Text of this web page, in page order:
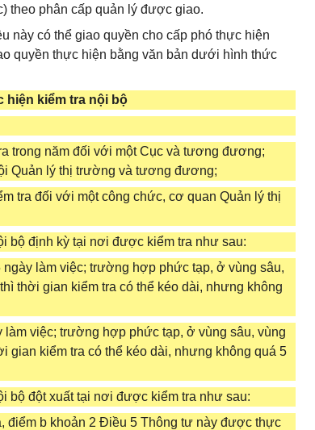
theo phân cấp quản lý được giao.
này có thể giao quyền cho cấp phó thực hiện
quyền thực hiện bằng văn bản dưới hình thức
hiện kiểm tra nội bộ
trong năm đối với một Cục và tương đương;
Quản lý thị trường và tương đương;
tra đối với một công chức, cơ quan Quản lý thị
bộ định kỳ tại nơi được kiểm tra như sau:
làm việc; trường hợp phức tạp, ở vùng sâu,
thời gian kiểm tra có thể kéo dài, nhưng không
làm việc; trường hợp phức tạp, ở vùng sâu, vùng
gian kiểm tra có thể kéo dài, nhưng không quá 5
bộ đột xuất tại nơi được kiểm tra như sau:
điểm b khoản 2 Điều 5 Thông tư này được thực